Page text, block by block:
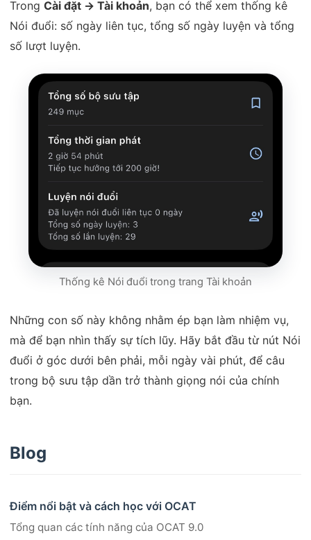
Trong Cài đặt → Tài khoản, bạn có thể xem thống kê
Nói đuổi: số ngày liên tục, tổng số ngày luyện và tổng
số lượt luyện.
Thống kê Nói đuổi trong trang Tài khoản
Những con số này không nhằm ép bạn làm nhiệm vụ,
mà để bạn nhìn thấy sự tích lũy. Hãy bắt đầu từ nút Nói
đuổi ở góc dưới bên phải, mỗi ngày vài phút, để câu
trong bộ sưu tập dần trở thành giọng nói của chính
bạn.
Blog
Điểm nổi bật và cách học với OCAT
Tổng quan các tính năng của OCAT 9.0